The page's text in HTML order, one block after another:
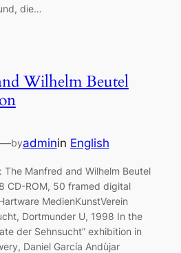
die…
Wilhelm Beutel
byadminin English
The Manfred and Wilhelm Beutel
CD-ROM, 50 framed digital
MedienKunstVerein
Dortmunder U, 1998 In the
der Sehnsucht” exhibition in
Daniel García Andùjar